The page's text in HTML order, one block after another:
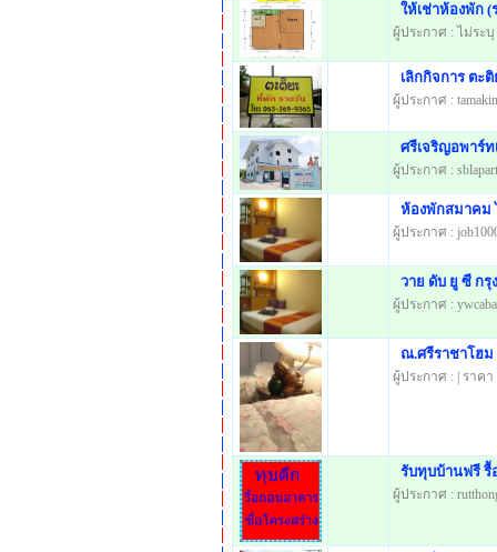
ให้เช่าห้องพัก (
ผู้ประกาศ : ไม่ระบุ
เลิกกิจการ ตะ
ผู้ประกาศ :
ศรีเจริญอพาร์
ผู้ประกาศ :
ห้องพักสมาคม
ผู้ประกาศ :
วาย ดับ ยู ซี กรุ
ผู้ประกาศ :
ณ.ศรีราชาโฮม
ผู้ประกาศ : | ราค
รับทุบบ้านฟรี รื้
ผู้ประกาศ :